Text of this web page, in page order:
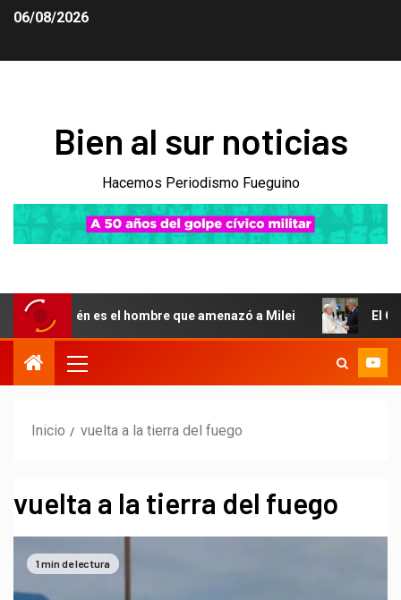
06/08/2026
Bien al sur noticias
Hacemos Periodismo Fueguino
es el hombre que amenazó a Milei El Gobierno
Inicio vuelta a la tierra del fuego
vuelta a la tierra del fuego
1 min de lectura